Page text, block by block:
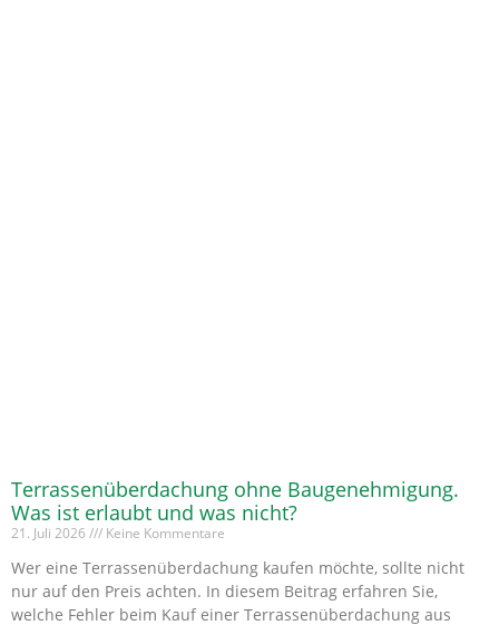
Terrassenüberdachung ohne Baugenehmigung.
Was ist erlaubt und was nicht?
21. Juli 2026 Keine Kommentare
Wer eine Terrassenüberdachung kaufen möchte, sollte nicht
nur auf den Preis achten. In diesem Beitrag erfahren Sie,
welche Fehler beim Kauf einer Terrassenüberdachung aus